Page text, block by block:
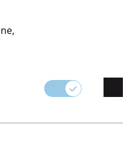
oferă combinația
pentru a vă
plac.